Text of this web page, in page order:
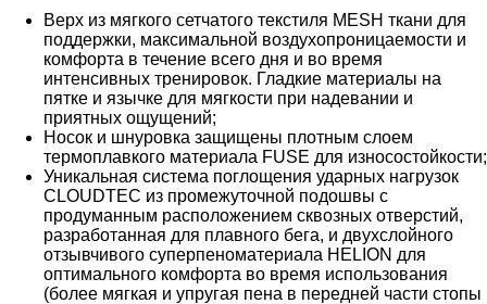
Верх из мягкого сетчатого текстиля MESH ткани для
поддержки, максимальной воздухопроницаемости и
комфорта в течение всего дня и во время
интенсивных тренировок. Гладкие материалы на
пятке и язычке для мягкости при надевании и
приятных ощущений;
Носок и шнуровка защищены плотным слоем
термоплавкого материала FUSE для износостойкости;
Уникальная система поглощения ударных нагрузок
CLOUDTEC из промежуточной подошвы с
продуманным расположением сквозных отверстий,
разработанная для плавного бега, и двухслойного
отзывчивого суперпеноматериала HELION для
оптимального комфорта во время использования
(более мягкая и упругая пена в передней части стопы